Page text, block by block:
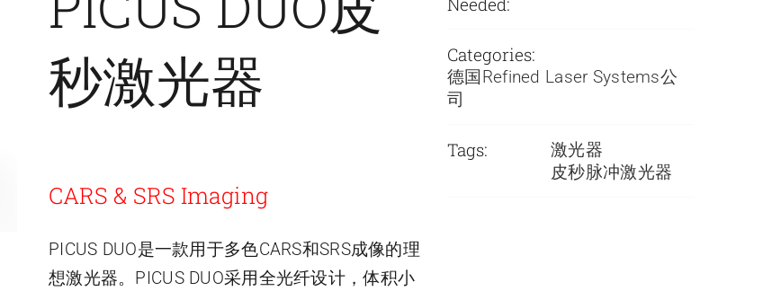
秒激光器
CARS & SRS Imaging
PICUS DUO是一款用于多色CARS和SRS成像的理
想激光器。PICUS DUO采用全光纤设计，体积小
Categories:
德国Refined Laser Systems公
司
Tags:
激光器
皮秒脉冲激光器